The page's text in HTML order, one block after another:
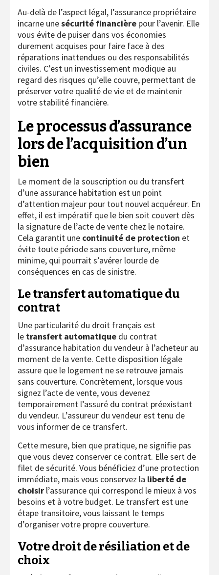
Au-delà de l’aspect légal, l’assurance propriétaire
incarne unesécurité financière pour l’avenir. Elle
vous évite de puiser dans vos économies
durement acquises pour faire face à des
réparations inattendues ou des responsabilités
civiles. C’est un investissement modique au
regard des risques qu’elle couvre, permettant de
préserver votre qualité de vie et de maintenir
votre stabilité financière.
Le processus d’assurance
lors de l’acquisition d’un
bien
Le moment de la souscription ou du transfert
d’une assurance habitation est un point
d’attention majeur pour tout nouvel acquéreur. En
effet, il est impératif que le bien soit couvert dès
la signature de l’acte de vente chez le notaire.
Cela garantit une continuité de protection et
évite toute période sans couverture, même
minime, qui pourrait s’avérer lourde de
conséquences en cas de sinistre.
Le transfert automatique du
contrat
Une particularité du droit français est
le transfert automatique du contrat
d’assurance habitation du vendeur à l’acheteur au
moment de la vente. Cette disposition légale
assure que le logement ne se retrouve jamais
sans couverture. Concrètement, lorsque vous
signez l’acte de vente, vous devenez
temporairement l’assuré du contrat préexistant
du vendeur. L’assureur du vendeur est tenu de
vous informer de ce transfert.
Cette mesure, bien que pratique, ne signifie pas
que vous devez conserver ce contrat. Elle sert de
filet de sécurité. Vous bénéficiez d’une protection
immédiate, mais vous conservez la liberté de
choisir l’assurance qui correspond le mieux à vos
besoins et à votre budget. Le transfert est une
étape transitoire, vous laissant le temps
d’organiser votre propre couverture.
Votre droit de résiliation et de
choix